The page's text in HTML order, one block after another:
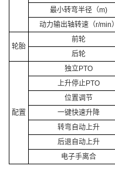
最小转弯半径（m)
动力输出轴转速（r/min）
轮胎
前轮
后轮
配置
独立PTO
上升停止PTO
位置调节
一键快速升降
转弯自动上升
后退自动上升
电子手离合